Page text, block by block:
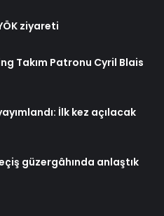
ziyareti
Takım Patronu Cyril Blais
İlk kez açılacak
güzergâhında anlaştık